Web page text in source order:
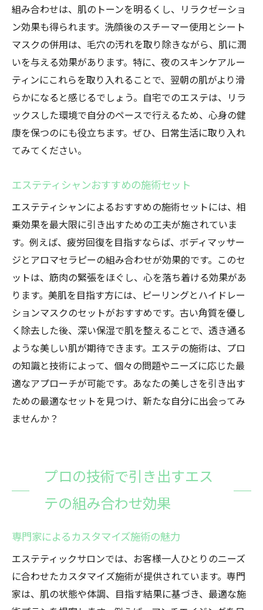
組み合わせは、肌のトーンを明るくし、リラクゼーショ
ン効果も得られます。洗顔後のスチーマー使用とシート
マスクの併用は、毛穴の汚れを取り除きながら、肌に潤
いを与える効果があります。特に、夜のスキンケアルー
ティンにこれらを取り入れることで、翌朝の肌がより滑
らかになると感じるでしょう。自宅でのエステは、リラ
ックスした環境で自分のペースで行えるため、心身の健
康を保つのにも役立ちます。ぜひ、日常生活に取り入れ
てみてください。
エステティシャンおすすめの施術セット
エステティシャンによるおすすめの施術セットには、相
乗効果を最大限に引き出すための工夫が施されていま
す。例えば、疲労回復を目指すならば、ボディマッサー
ジとアロマセラピーの組み合わせが効果的です。このセ
ットは、筋肉の緊張をほぐし、心を落ち着ける効果があ
ります。美肌を目指す方には、ピーリングとハイドレー
ションマスクのセットがおすすめです。古い角質を優し
く除去した後、深い保湿で肌を整えることで、透き通る
ような美しい肌が期待できます。エステの施術は、プロ
の知識と技術によって、個々の問題やニーズに応じた最
適なアプローチが可能です。あなたの美しさを引き出す
ための最適なセットを見つけ、新たな自分に出会ってみ
ませんか？
プロの技術で引き出すエス
テの組み合わせ効果
専門家によるカスタマイズ施術の魅力
エステティックサロンでは、お客様一人ひとりのニーズ
に合わせたカスタマイズ施術が提供されています。専門
家は、肌の状態や体調、目指す結果に基づき、最適な施